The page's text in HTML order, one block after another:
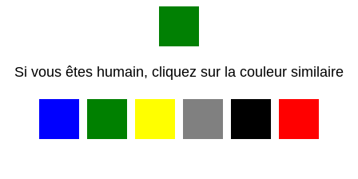
Si vous êtes humain, cliquez sur la couleur similaire